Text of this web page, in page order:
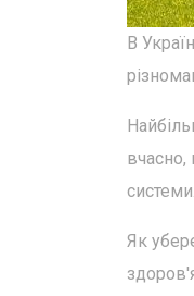
В
вчасно,
системи.
Як